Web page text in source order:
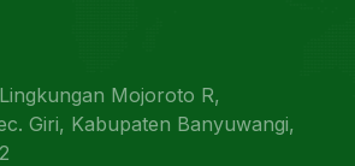
Mojoroto R,
Giri, Kabupaten Banyuwangi,